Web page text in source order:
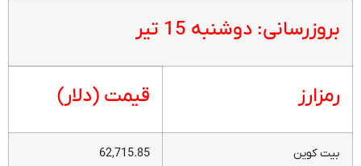
بروزرسانی: دوشنبه 15 تیر
رمزارز قیمت (دلار)
بیت کوین 62,715.85